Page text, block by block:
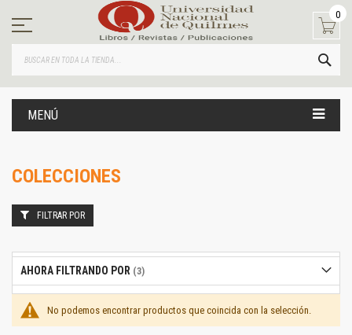
contenido
0
MENÚ
COLECCIONES
No podemos encontrar productos que coincida con la selección.
FILTRAR POR
AHORA FILTRANDO POR